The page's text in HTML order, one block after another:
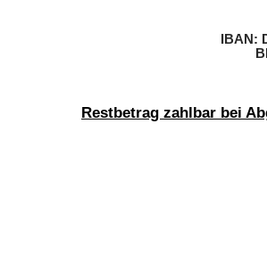
IBAN:
Restbetrag zahlbar bei